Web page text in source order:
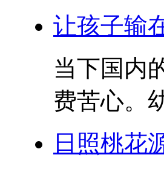
让孩子输
当下国内
费苦心。
日照桃花